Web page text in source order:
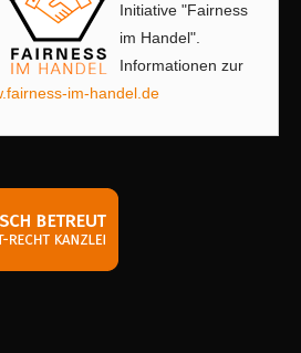
Initiative "Fairness
im Handel".
Informationen zur
im-handel.de